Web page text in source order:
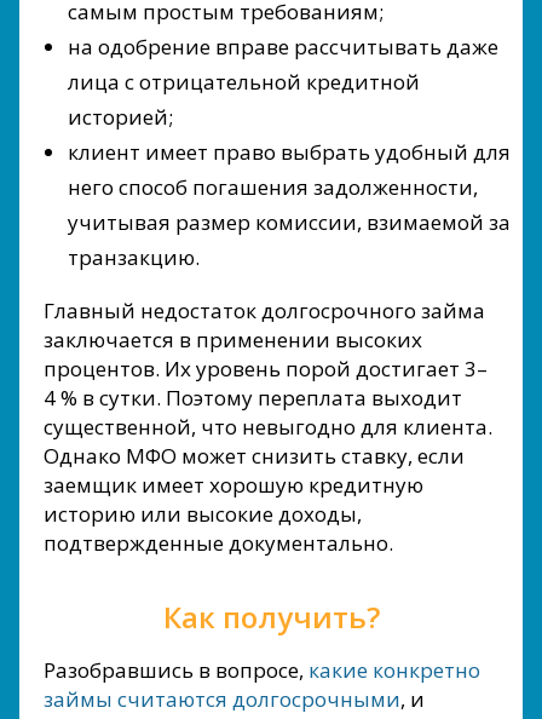
самым простым требованиям;
на одобрение вправе рассчитывать даже
лица с отрицательной кредитной
историей;
клиент имеет право выбрать удобный для
него способ погашения задолженности,
учитывая размер комиссии, взимаемой за
транзакцию.
Главный недостаток долгосрочного займа
заключается в применении высоких
процентов. Их уровень порой достигает 3–
4 % в сутки. Поэтому переплата выходит
существенной, что невыгодно для клиента.
Однако МФО может снизить ставку, если
заемщик имеет хорошую кредитную
историю или высокие доходы,
подтвержденные документально.
Как получить?
Разобравшись в вопросе, какие конкретно
займы считаются долгосрочными, и